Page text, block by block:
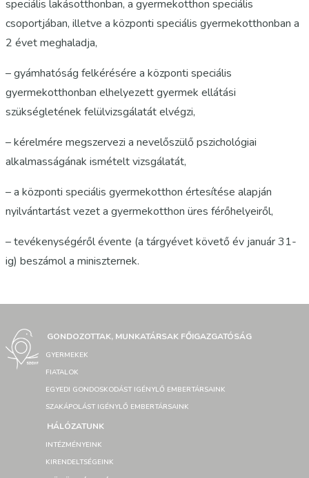
speciális lakásotthonban, a gyermekotthon speciális
csoportjában, illetve a központi speciális gyermekotthonban a
2 évet meghaladja,
– gyámhatóság felkérésére a központi speciális
gyermekotthonban elhelyezett gyermek ellátási
szükségletének felülvizsgálatát elvégzi,
– kérelmére megszervezi a nevelőszülő pszichológiai
alkalmasságának ismételt vizsgálatát,
– a központi speciális gyermekotthon értesítése alapján
nyilvántartást vezet a gyermekotthon üres férőhelyeiről,
– tevékenységéről évente (a tárgyévet követő év január 31-
ig) beszámol a miniszternek.
GONDOZOTTAK, MUNKATÁRSAK FŐIGAZGATÓSÁG
GYERMEKEK
FIATALOK
EGYEDI GONDOSKODÁST IGÉNYLŐ EMBERTÁRSAINK
SZAKÁPOLÁST IGÉNYLŐ EMBERTÁRSAINK
HÁLÓZATUNK
INTÉZMÉNYEINK
KIRENDELTSÉGEINK